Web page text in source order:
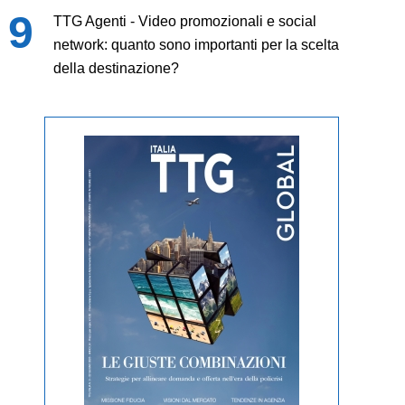
TTG Agenti - Video promozionali e social
network: quanto sono importanti per la scelta
della destinazione?